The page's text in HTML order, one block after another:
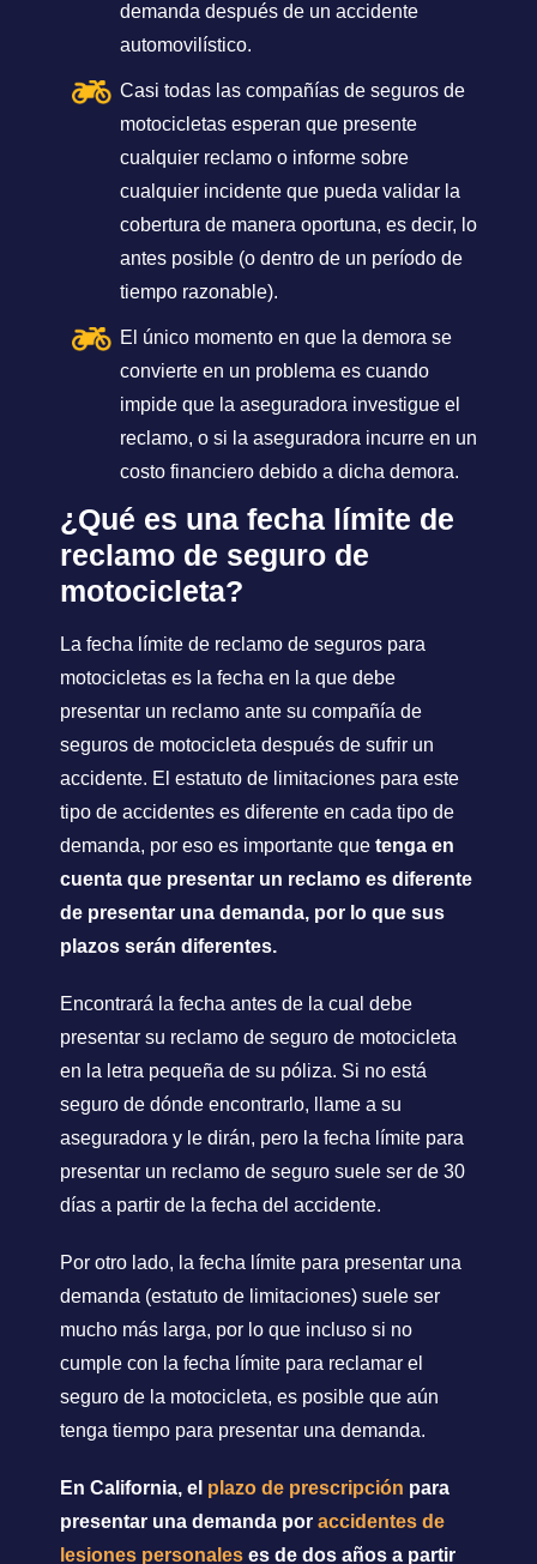
demanda después de un accidente
automovilístico.
Casi todas las compañías de seguros de
motocicletas esperan que presente
cualquier reclamo o informe sobre
cualquier incidente que pueda validar la
cobertura de manera oportuna, es decir, lo
antes posible (o dentro de un período de
tiempo razonable).
El único momento en que la demora se
convierte en un problema es cuando
impide que la aseguradora investigue el
reclamo, o si la aseguradora incurre en un
costo financiero debido a dicha demora.
¿Qué es una fecha límite de
reclamo de seguro de
motocicleta?
La fecha límite de reclamo de seguros para
motocicletas es la fecha en la que debe
presentar un reclamo ante su compañía de
seguros de motocicleta después de sufrir un
accidente. El estatuto de limitaciones para este
tipo de accidentes es diferente en cada tipo de
demanda, por eso es importante que tenga en
cuenta que presentar un reclamo es diferente
de presentar una demanda, por lo que sus
plazos serán diferentes.
Encontrará la fecha antes de la cual debe
presentar su reclamo de seguro de motocicleta
en la letra pequeña de su póliza. Si no está
seguro de dónde encontrarlo, llame a su
aseguradora y le dirán, pero la fecha límite para
presentar un reclamo de seguro suele ser de 30
días a partir de la fecha del accidente.
Por otro lado, la fecha límite para presentar una
demanda (estatuto de limitaciones) suele ser
mucho más larga, por lo que incluso si no
cumple con la fecha límite para reclamar el
seguro de la motocicleta, es posible que aún
tenga tiempo para presentar una demanda.
En California, el plazo de prescripción para
presentar una demanda por accidentes de
lesiones personales es de dos años a partir